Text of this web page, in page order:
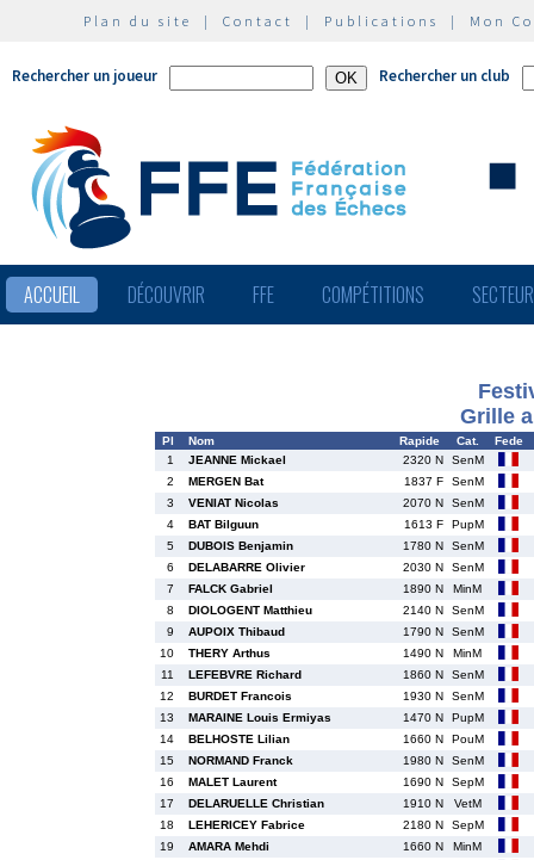
Plan du site | Contact | Publications | Mon
Rechercher un joueur Rechercher un club
ACCUEIL DÉCOUVRIR FFE COMPÉTITIONS
Grille
Pl Nom Rapide Cat. Fede
1
JEANNE Mickael 2320 N
SenM
2
MERGEN Bat 1837 F
SenM
3
VENIAT Nicolas 2070 N
SenM
4
BAT Bilguun 1613 F
PupM
5
DUBOIS Benjamin 1780 N
SenM
6
DELABARRE Olivier 2030 N
SenM
7
FALCK Gabriel 1890 N
MinM
8
DIOLOGENT Matthieu 2140 N
SenM
9
AUPOIX Thibaud 1790 N
SenM
10
THERY Arthus 1490 N
MinM
11
LEFEBVRE Richard 1860 N
SenM
12
BURDET Francois 1930 N
SenM
13
MARAINE Louis Ermiyas 1470 N
PupM
14
BELHOSTE Lilian 1660 N
PouM
15
NORMAND Franck 1980 N
SenM
16
MALET Laurent 1690 N
SepM
17
DELARUELLE Christian 1910 N
VetM
18
LEHERICEY Fabrice 2180 N
SepM
19
AMARA Mehdi 1660 N
MinM